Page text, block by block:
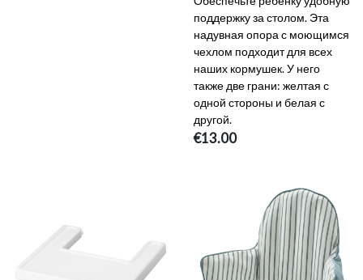
поддержку за столом. Эта
надувная опора с моющимся
чехлом подходит для всех
наших кормушек. У него
также две грани: желтая с
одной стороны и белая с
другой.
€13.00